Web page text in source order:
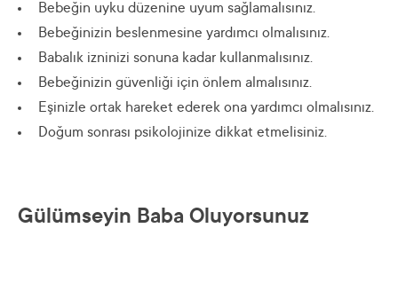
Bebeğin uyku düzenine uyum sağlamalısınız.
Bebeğinizin beslenmesine yardımcı olmalısınız.
Babalık izninizi sonuna kadar kullanmalısınız.
Bebeğinizin güvenliği için önlem almalısınız.
Eşinizle ortak hareket ederek ona yardımcı olmalısınız.
Doğum sonrası psikolojinize dikkat etmelisiniz.
Gülümseyin Baba Oluyorsunuz